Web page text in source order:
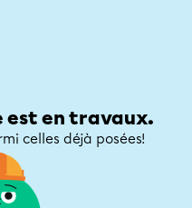
est en travaux.
celles déjà posées!